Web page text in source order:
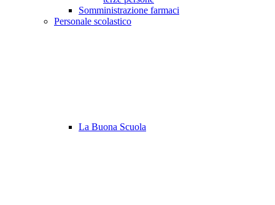
Somministrazione farmaci
Personale scolastico
La Buona Scuola